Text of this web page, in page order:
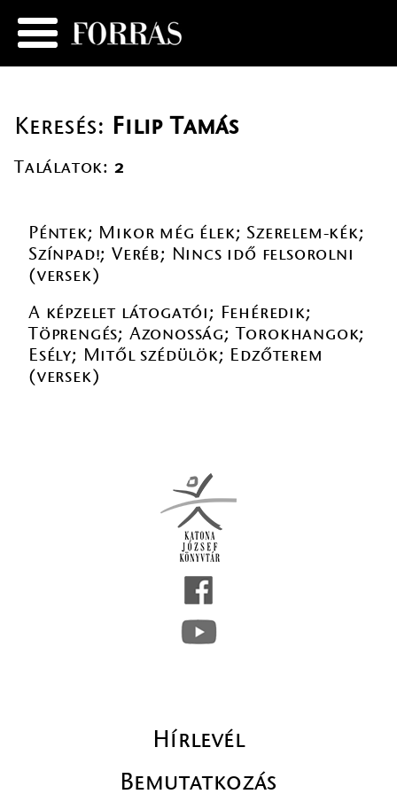
Keresés: Filip Tamás
Találatok: 2
Péntek; Mikor még élek; Szerelem-kék;
Színpad!; Veréb; Nincs idő felsorolni
(versek)
A képzelet látogatói; Fehéredik;
Töprengés; Azonosság; Torokhangok;
Esély; Mitől szédülök; Edzőterem
(versek)
Hírlevél
Bemutatkozás